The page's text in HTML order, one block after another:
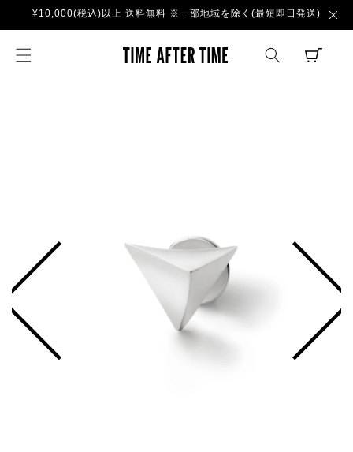
ンツに
進む
¥10,000(税込)以上 送料無料 ※一部地域を除く(最短即日発送)
TIME AFTER
CART